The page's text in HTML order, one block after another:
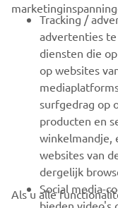
VOOR
MEER YAMAHA
NIEUWSBRIEF
Wees de eerste die
speciale
Tracking /
advertenties
diensten die
op websites
surfgedrag op
producten en
winkelmandje,
websites van
dergelijk
Social media-
bieden video's
Als u alle